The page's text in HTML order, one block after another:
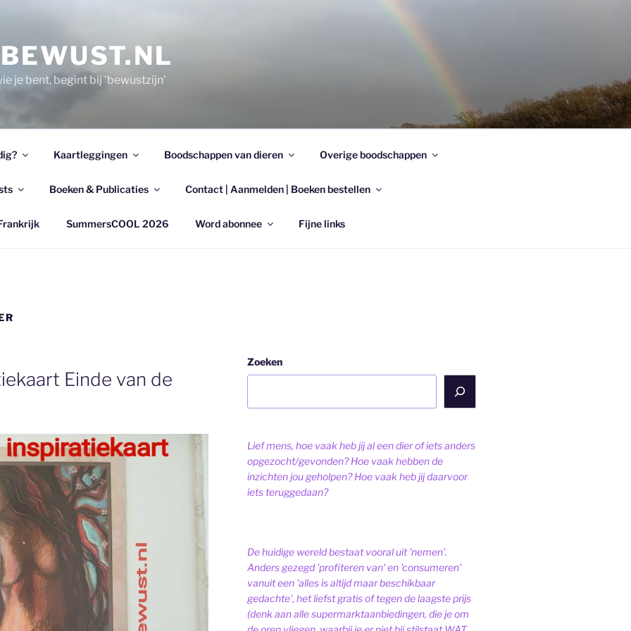
je bent, begint bij 'bewustzijn'
Kaartleggingen Boodschappen van dieren Overige boodschappen
Boeken & Publicaties Contact | Aanmelden | Boeken bestellen
SummersCOOL 2026 Word abonnee Fijne links
Einde van de
Zoeken
Lief mens, hoe vaak heb jij al een dier of iets anders
opgezocht/gevonden? Hoe vaak hebben de
inzichten jou geholpen? Hoe vaak heb jij daarvoor
iets teruggedaan?
De huidige wereld bestaat vooral uit 'nemen'.
Anders gezegd 'profiteren van' en 'consumeren'
vanuit een 'alles is altijd maar beschikbaar
gedachte', het liefst gratis of tegen de laagste prijs
(denk aan alle supermarktaanbiedingen, die je om